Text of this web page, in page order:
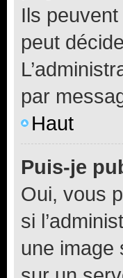
Ils
peut
par
Haut
Puis-je
Oui, vous
si
une image